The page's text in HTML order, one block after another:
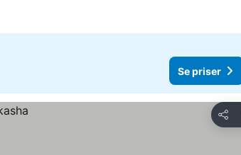
Se priser
Dela